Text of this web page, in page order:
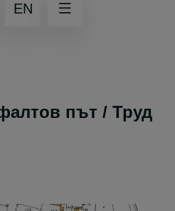
EN
път / Труд